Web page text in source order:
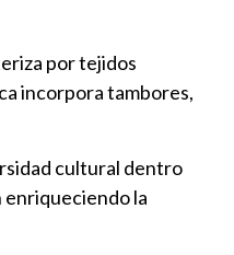
por tejidos
incorpora tambores,
cultural dentro
enriqueciendo la